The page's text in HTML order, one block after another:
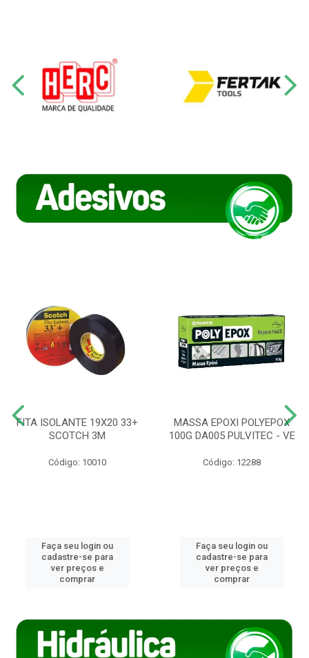
FITA ISOLANTE 19X20 33+
SCOTCH 3M
Código: 10010
Faça seu login ou
cadastre-se para
ver preços e
comprar
MASSA EPOXI POLYEPOX
100G DA005 PULVITEC - VE
Código: 12288
Faça seu login ou
cadastre-se para
ver preços e
comprar